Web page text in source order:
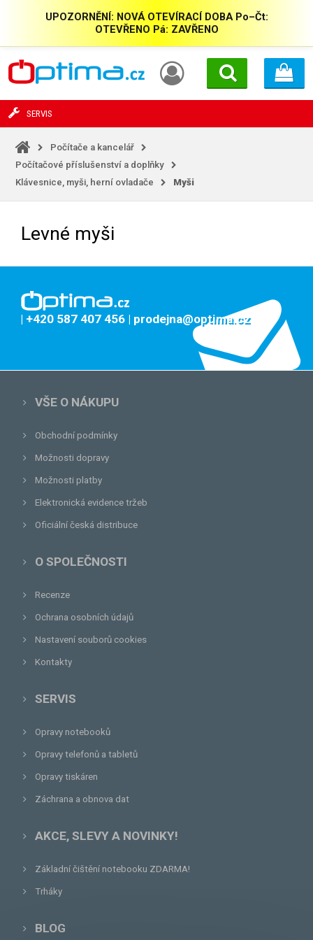
UPOZORNĚNÍ: NOVÁ OTEVÍRACÍ DOBA Po–Čt:
OTEVŘENO Pá: ZAVŘENO
SERVIS
Počítače a kancelář
Počítačové příslušenství a doplňky
Klávesnice, myši, herní ovladače
Myši
Levné myši
| +420 587 407 456 | prodejna@optima.cz
VŠE O NÁKUPU
Obchodní podmínky
Možnosti dopravy
Možnosti platby
Elektronická evidence tržeb
Oficiální česká distribuce
O SPOLEČNOSTI
Recenze
Ochrana osobních údajů
Nastavení souborů cookies
Kontakty
SERVIS
Opravy notebooků
Opravy telefonů a tabletů
Opravy tiskáren
Záchrana a obnova dat
AKCE, SLEVY A NOVINKY!
Základní čištění notebooku ZDARMA!
Trháky
BLOG